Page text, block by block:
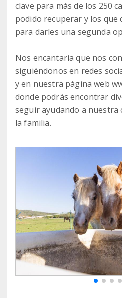
clave para más de los 250
podido recuperar y los que
para darles una segunda
Nos encantaría que nos
siguiéndonos en redes
y en nuestra página web
donde podrás encontrar
seguir ayudando a nuestra
la familia.